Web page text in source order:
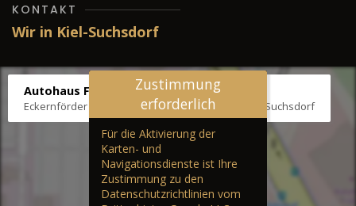
KONTAKT
Wir in Kiel-Suchsdorf
Autohaus Fräter
Eckernförder Str. /Klausbrooker Weg 1, 24107 Kiel-Suchsdorf
Zustimmung
erforderlich
Für die Aktivierung der
Karten- und
Navigationsdienste ist Ihre
Zustimmung zu den
Datenschutzrichtlinien vom